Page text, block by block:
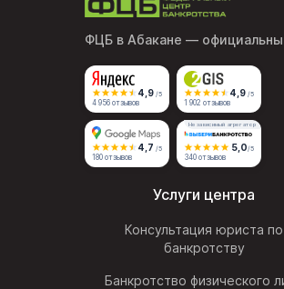
ФЦБ в Абакане —
4,9 /5
4 956 отзывов
4,9 /5
1 902 отзывов
4,7 /5
180 отзывов
Независимый агрегатор
5,0/5
340 отзывов
Услуги центра
Консультация юриста по
банкротству
Банкротство физического